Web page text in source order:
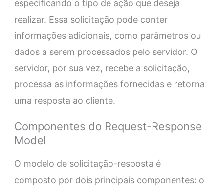
especificando o tipo de ação que deseja
realizar. Essa solicitação pode conter
informações adicionais, como parâmetros ou
dados a serem processados pelo servidor. O
servidor, por sua vez, recebe a solicitação,
processa as informações fornecidas e retorna
uma resposta ao cliente.
Componentes do Request-Response
Model
O modelo de solicitação-resposta é
composto por dois principais componentes: o